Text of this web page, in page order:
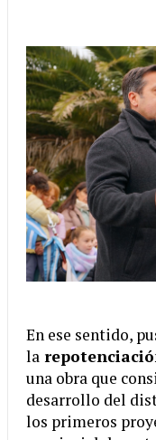
En ese sentido,
la
una obra que
desarrollo del
los primeros